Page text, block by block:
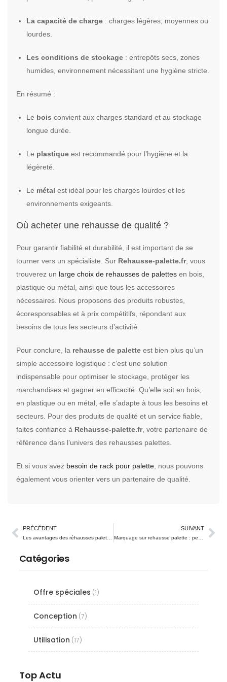
La capacité de charge: charges légères, moyennes ou
lourdes.
Les conditions de stockage: entrepôts secs, zones
humides, environnement nécessitant une hygiène stricte.
En résumé :
Le bois convient aux charges standard et au stockage
longue durée.
Le plastiqueest recommandé pour l’hygiène et la
légèreté.
Le métal est idéal pour les charges lourdes et les
environnements exigeants.
Où acheter une rehausse de qualité ?
Pour garantir fiabilité et durabilité, il est important de se
tourner vers un spécialiste. Sur Rehausse-palette.fr, vous
trouverez un large choix de rehausses de palettesen bois,
plastique ou métal, ainsi que tous les accessoires
nécessaires. Nous proposons des produits robustes,
écoresponsables et à prix compétitifs, répondant aux
besoins de tous les secteurs d’activité.
Pour conclure, la rehausse de paletteest bien plus qu’un
simple accessoire logistique : c’est une solution
indispensable pour optimiser le stockage, protéger les
marchandises et gagner en efficacité. Qu’elle soit en bois,
en plastique ou en métal, elle s’adapte à tous les besoins et
secteurs. Pour des produits de qualité et un service fiable,
faites confiance à Rehausse-palette.fr, votre partenaire de
référence dans l’univers des rehausses palettes.
Et si vous avez besoin de rack pour palette, nous pouvons
également vous orienter vers un partenaire de qualité.
PRÉCÉDENT
Les avantages des réhausses palettes
SUIVANT
Marquage sur rehausse palette : personnalisation et traçabilité au service de votre logistique
Catégories
Offre spéciales (1)
Conception (7)
Utilisation (17)
Top Actu